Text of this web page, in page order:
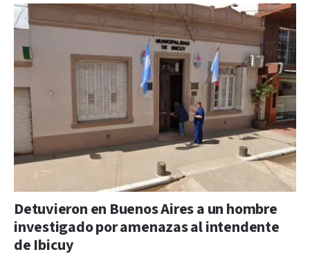
Detuvieron en Buenos Aires a un hombre
investigado por amenazas al intendente
de Ibicuy